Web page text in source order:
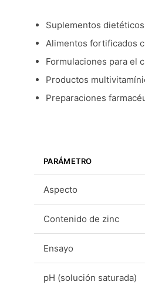
Suplementos
Alimentos fortificados
Formulaciones para el
Productos
Preparaciones
PARÁMETRO
Aspecto
Contenido de zinc
Ensayo
pH (solución saturada)